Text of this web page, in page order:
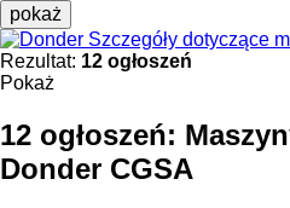
pokaż
Szczegóły dotyczące
Rezultat: 12 ogłoszeń
Pokaż
12 ogłoszeń:
Donder CGSA